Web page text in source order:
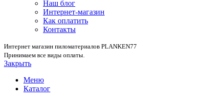
Наш блог
Интернет-магазин
Как оплатить
Контакты
Интернет магазин пиломатериалов PLANKEN77
Принимаем все виды оплаты.
Закрыть
Меню
Каталог